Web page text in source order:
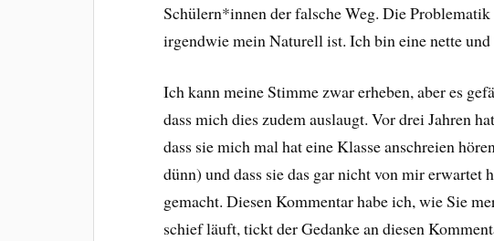
Schülern*innen der falsche Weg. Die Problematik
irgendwie mein Naturell ist. Ich bin eine nette
Ich kann meine Stimme zwar erheben, aber es
dass mich dies zudem auslaugt. Vor drei Jahren
dass sie mich mal hat eine Klasse anschreien
dünn) und dass sie das gar nicht von mir erwartet
gemacht. Diesen Kommentar habe ich, wie Sie
schief läuft, tickt der Gedanke an diesen